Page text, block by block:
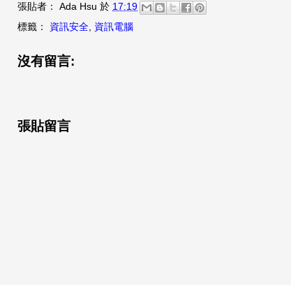
張貼者： Ada Hsu 於 17:19
標籤： 資訊安全 資訊電腦
沒有留言:
張貼留言